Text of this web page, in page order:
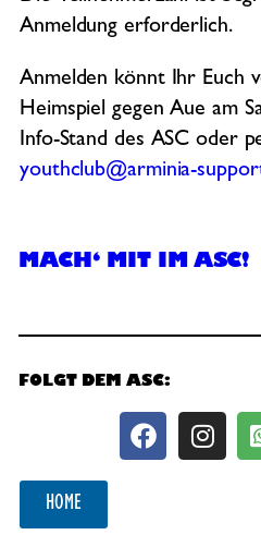
Anmeldung erforderlich.
Anmelden könnt Ihr Euch
Heimspiel gegen Aue am
Info-Stand des ASC oder
youthclub@arminia-
MACH‘ MIT IM ASC!
FOLGT DEM ASC:
HOME